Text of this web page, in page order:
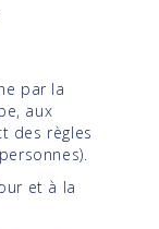
par la
aux
des règles
et à la